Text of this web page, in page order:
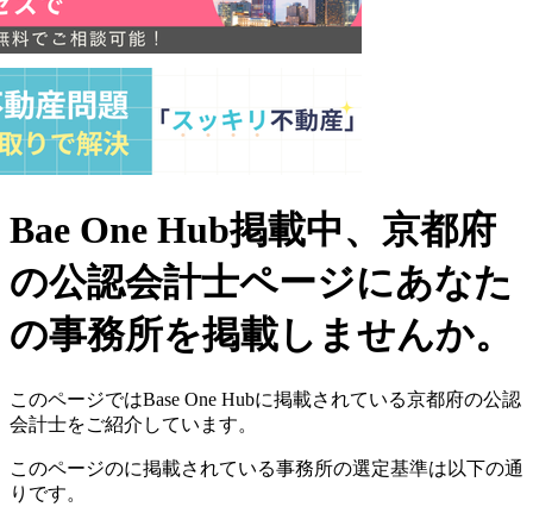
Bae One Hub掲載中、京都府
の公認会計士ページにあなた
の事務所を掲載しませんか。
このページではBase One Hubに掲載されている京都府の公認
会計士をご紹介しています。
このページのに掲載されている事務所の選定基準は以下の通
りです。